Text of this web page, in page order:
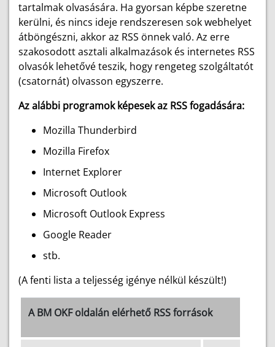
tartalmak olvasására. Ha gyorsan képbe szeretne
kerülni, és nincs ideje rendszeresen sok webhelyet
átböngészni, akkor az RSS önnek való. Az erre
szakosodott asztali alkalmazások és internetes RSS
olvasók lehetővé teszik, hogy rengeteg szolgáltatót
(csatornát) olvasson egyszerre.
Az alábbi programok képesek az RSS fogadására:
Mozilla Thunderbird
Mozilla Firefox
Internet Explorer
Microsoft Outlook
Microsoft Outlook Express
Google Reader
stb.
(A fenti lista a teljesség igénye nélkül készült!)
A BM OKF oldalán elérhető RSS források